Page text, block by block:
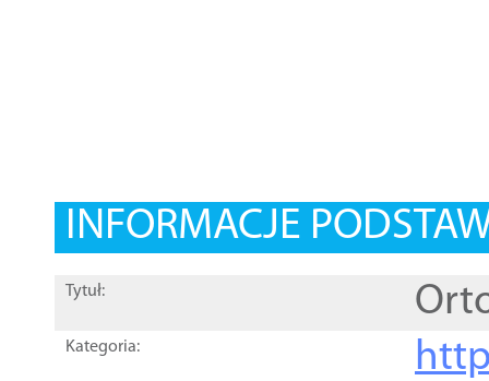
INFORMACJE
Tytuł:
Kategoria: